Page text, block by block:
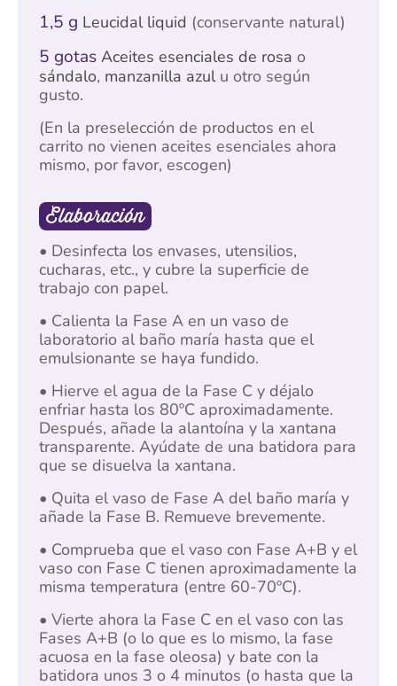
1,5 g Leucidal liquid (conservante natural)
5 gotas Aceites esenciales de rosa o
sándalo, manzanilla azulu otro según
gusto.
(En la preselección de productos en el
carrito no vienen aceites esenciales ahora
mismo, por favor, escogen)
Elaboración
• Desinfecta los envases, utensilios,
cucharas, etc., y cubre la superficie de
trabajo con papel.
• Calienta la Fase A en un vaso de
laboratorio al baño maría hasta que el
emulsionante se haya fundido.
• Hierve el agua de la Fase C y déjalo
enfriar hasta los 80ºC aproximadamente.
Después, añade la alantoína y la xantana
transparente. Ayúdate de una batidora para
que se disuelva la xantana.
• Quita el vaso de Fase A del baño maría y
añade la Fase B. Remueve brevemente.
• Comprueba que el vaso con Fase A+B y el
vaso con Fase C tienen aproximadamente la
misma temperatura (entre 60-70ºC).
• Vierte ahora la Fase C en el vaso con las
Fases A+B (o lo que es lo mismo, la fase
acuosa en la fase oleosa) y bate con la
batidora unos 3 o 4 minutos (o hasta que la